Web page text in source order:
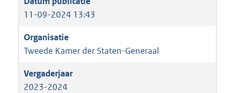
11-09-2024 13:43
Tweede Kamer der Staten-Generaal
2023-2024